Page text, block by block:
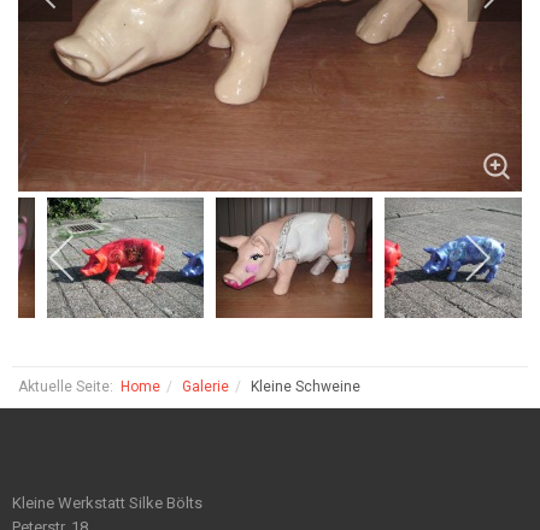
Aktuelle Seite: Home Galerie Kleine Schweine
Kleine Werkstatt Silke Bölts